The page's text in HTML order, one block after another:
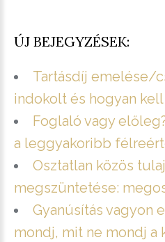
ÚJ BEJEGYZÉSEK:
Tartásdíj emelése/
indokolt és hogyan kell
Foglaló vagy
a leggyakoribb
Osztatlan közös
megszüntetése:
Gyanúsítás vagyon
mondj, mit ne mondj a